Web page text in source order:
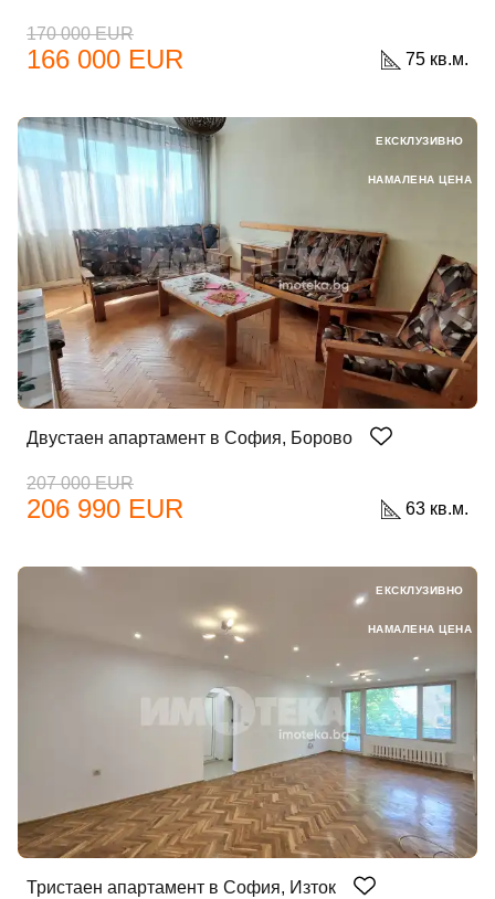
Добре дошъл!
Вход Регистрация
Забравена парола?
170 000 EUR
166 000 EUR 75 кв.м.
Двустаен апартамент в София, Борово
207 000 EUR
206 990 EUR 63 кв.м.
ЕКСКЛУЗИВНО
НАМАЛЕНА ЦЕНА
Тристаен апартамент в София, Изток
ЕКСКЛУЗИВНО
НАМАЛЕНА ЦЕНА